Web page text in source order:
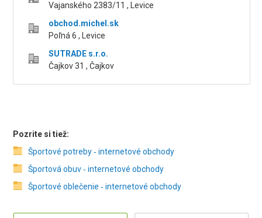
Vajanského 2383/11 , Levice
obchod.michel.sk
Poľná 6 , Levice
SUTRADE s.r.o.
Čajkov 31 , Čajkov
Pozrite si tiež:
Športové potreby ‑ internetové obchody
Športová obuv ‑ internetové obchody
Športové oblečenie ‑ internetové obchody